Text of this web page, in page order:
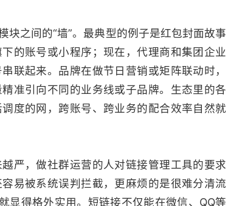
之间的“墙”。最典型的例子是红包封面故事
的账号或小程序；现在，代理商和集团企业
联起来。品牌在做节日营销或矩阵联动时，
准引向不同的业务线或子品牌。生态里的各
度的网，跨账号、跨业务的配合效率自然就
严，做社群运营的人对链接管理工具的要求
易被系统误判拦截，更麻烦的是很难分清流
显得格外实用。短链接不仅能在微信、QQ等